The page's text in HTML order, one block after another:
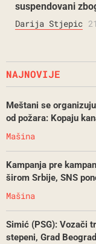
suspendovani
Darija Stjepic
NAJNOVIJE
Meštani se
od požara: Kopaju
Mašina
Kampanja pre
širom Srbije, SNS
Mašina
Simić (PSG): Vozači
stepeni, Grad